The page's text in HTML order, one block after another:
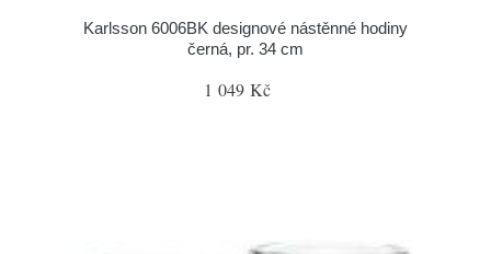
Karlsson 6006BK designové nástěnné hodiny
černá, pr. 34 cm
1 049 Kč